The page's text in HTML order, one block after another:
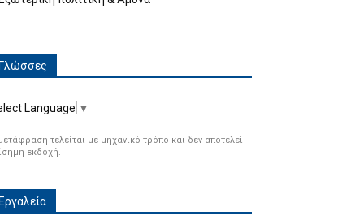
Γλώσσες
Language ▼
τελείται με μηχανικό τρόπο και δεν αποτελεί
εκδοχή.
Εργαλεία